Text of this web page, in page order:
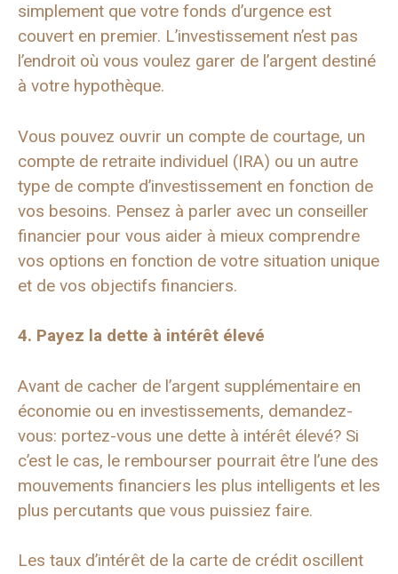
simplement que votre fonds d’urgence est
couvert en premier. L’investissement n’est pas
l’endroit où vous voulez garer de l’argent destiné
à votre hypothèque.
Vous pouvez ouvrir un compte de courtage, un
compte de retraite individuel (IRA) ou un autre
type de compte d’investissement en fonction de
vos besoins. Pensez à parler avec un conseiller
financier pour vous aider à mieux comprendre
vos options en fonction de votre situation unique
et de vos objectifs financiers.
4. Payez la dette à intérêt élevé
Avant de cacher de l’argent supplémentaire en
économie ou en investissements, demandez-
vous: portez-vous une dette à intérêt élevé? Si
c’est le cas, le rembourser pourrait être l’une des
mouvements financiers les plus intelligents et les
plus percutants que vous puissiez faire.
Les taux d’intérêt de la carte de crédit oscillent